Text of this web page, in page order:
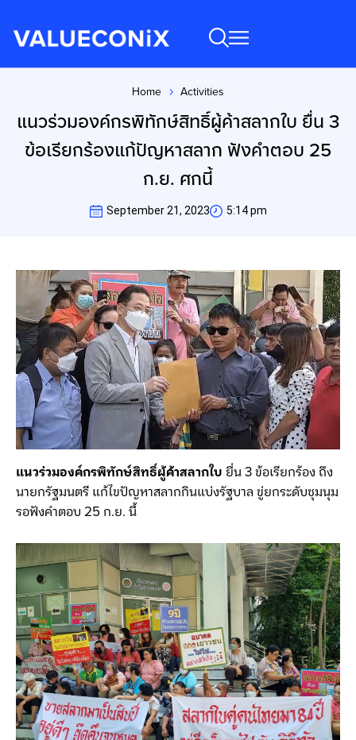
Home Activities
แนวร่วมองค์กรพิทักษ์สิทธิ์ผู้ค้าสลากใบ ยื่น 3
ข้อเรียกร้องแก้ปัญหาสลาก ฟังคำตอบ 25
ก.ย. ศกนี้
September 21, 2023 5:14 pm
แนวร่วมองค์กรพิทักษ์สิทธิ์ผู้ค้าสลากใบ ยื่น 3 ข้อเรียกร้อง ถึง
นายกรัฐมนตรี แก้ไขปัญหาสลากกินแบ่งรัฐบาล ขู่ยกระดับชุมนุม
รอฟังคำตอบ 25 ก.ย. นี้